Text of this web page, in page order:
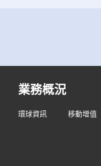
業務概況
環球資訊 移動增值